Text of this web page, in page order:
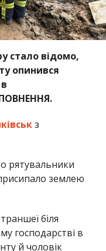
стало відомо,
опинився
з
рятувальники
землею
біля
господарстві в
й чоловік